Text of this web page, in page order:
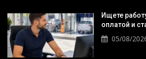
Ищете
оплатой и
05/08/